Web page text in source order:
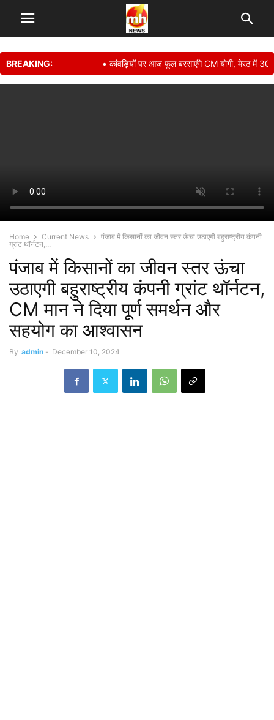
BREAKING: • कांवड़ियों पर आज फूल बरसाएंगे CM योगी, मेरठ में
Home Current News
पंजाब में किसानों का जीवन स्तर ऊंचा उठाएगी बहुराष्ट्रीय कंपनी
ग्रांट थॉर्नटन,...
पंजाब में किसानों का जीवन स्तर ऊंचा
उठाएगी बहुराष्ट्रीय कंपनी ग्रांट थॉर्नटन,
CM मान ने दिया पूर्ण समर्थन और
सहयोग का आश्वासन
By admin - December 10, 2024